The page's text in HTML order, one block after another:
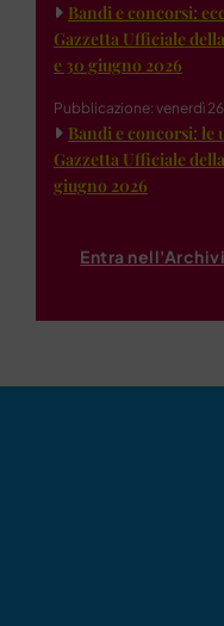
Bandi e concorsi:
Gazzetta Ufficiale
e 30 giugno 2026
Pubblicazione: venerdì
Bandi e concorsi: le
Gazzetta Ufficiale
giugno 2026
Entra